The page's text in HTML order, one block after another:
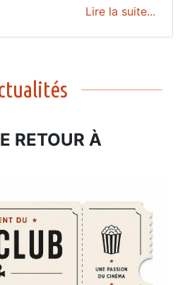
Lire la suite...
RETOUR À